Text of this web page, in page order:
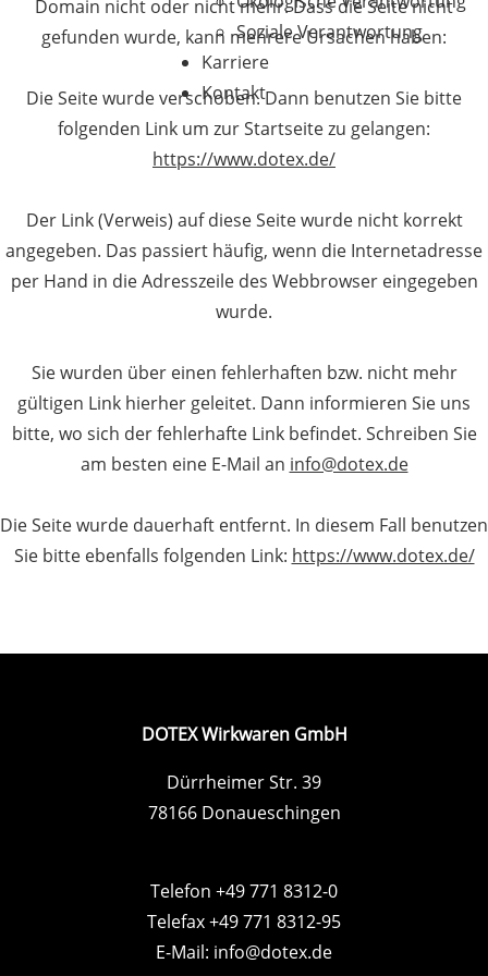
Soziale Verantwortung
Karriere
Kontakt
Domain nicht oder nicht mehr. Dass die Seite nicht
gefunden wurde, kann mehrere Ursachen haben:
Die Seite wurde verschoben. Dann benutzen Sie bitte
folgenden Link um zur Startseite zu gelangen:
https://www.dotex.de/
Der Link (Verweis) auf diese Seite wurde nicht korrekt
angegeben. Das passiert häufig, wenn die Internetadresse
per Hand in die Adresszeile des Webbrowser eingegeben
wurde.
Sie wurden über einen fehlerhaften bzw. nicht mehr
gültigen Link hierher geleitet. Dann informieren Sie uns
bitte, wo sich der fehlerhafte Link befindet. Schreiben Sie
am besten eine E-Mail an info@dotex.de
Die Seite wurde dauerhaft entfernt. In diesem Fall benutzen
Sie bitte ebenfalls folgenden Link: https://www.dotex.de/
DOTEX Wirkwaren GmbH
Dürrheimer Str. 39
78166 Donaueschingen
Telefon +49 771 8312-0
Telefax +49 771 8312-95
E-Mail: info@dotex.de